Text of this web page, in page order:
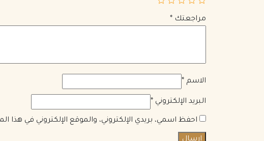
مراجعتك *
الاسم *
البريد الإلكتروني *
احفظ اسمي، بريدي الإلكتروني، والموقع الإلكتروني في